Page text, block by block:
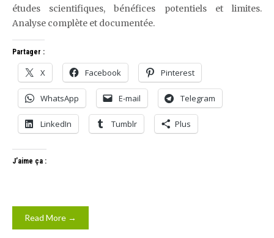
études scientifiques, bénéfices potentiels et limites.
Analyse complète et documentée.
Partager :
X Facebook Pinterest
WhatsApp E-mail Telegram
LinkedIn Tumblr Plus
J’aime ça :
Read More →